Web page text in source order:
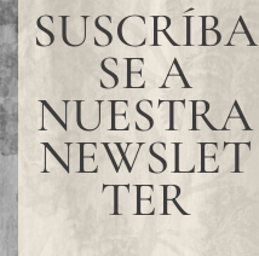
SUSCRÍBA
SE A
NUESTRA
NEWSLET
TER